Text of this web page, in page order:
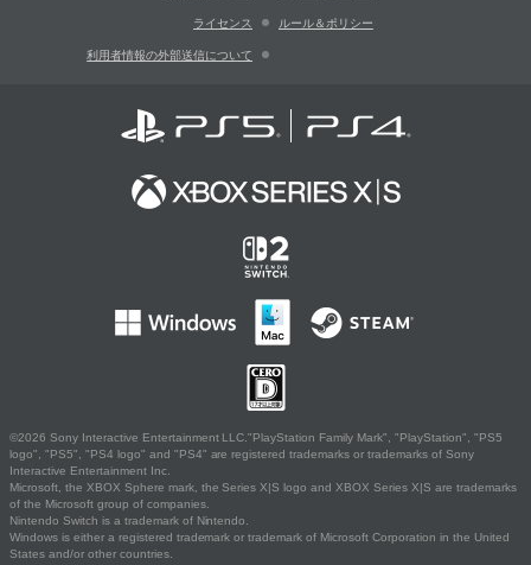
ライセンス ルール＆ポリシー
利用者情報の外部送信について
©2026 Sony Interactive Entertainment LLC."PlayStation Family Mark", "PlayStation", "PS5
logo", "PS5", "PS4 logo" and "PS4" are registered trademarks or trademarks of Sony
Interactive Entertainment Inc.
Microsoft, the XBOX Sphere mark, the Series X|S logo and XBOX Series X|S are trademarks
of the Microsoft group of companies.
Nintendo Switch is a trademark of Nintendo.
Windows is either a registered trademark or trademark of Microsoft Corporation in the United
States and/or other countries.